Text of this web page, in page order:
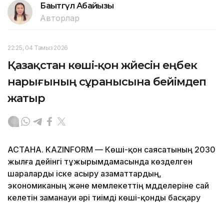
Бақытгүл Абайқызы
Авторлар
22:25, 04 Тамыз 2026
Қазақстан көші-қон жүйесін еңбек
нарығының сұранысына бейімдеп
жатыр
АСТАНА. KAZINFORM — Көші-қон саясатының 2030
жылға дейінгі тұжырымдамасында көзделген
шараларды іске асыру азаматтардың,
экономиканың және мемлекеттің мүдделеріне сай
келетін заманауи әрі тиімді көші-қонды басқару